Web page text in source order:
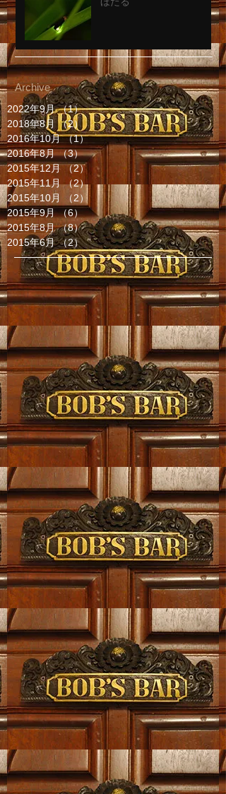
Archive
2022年9月 （1）1件の記事
2018年8月 （2） 2件の記事
2016年10月 （1）1件の記事
2016年8月 （3）3件の記事
2015年12月 （2）
2件の記事
2015年11月 （2）2件の記事
2015年10月
（2）
2件の記事
2015年9月 （6）6件の記事
2015年8月 （8）8件の記事
2015年6月 （2）2件の記事